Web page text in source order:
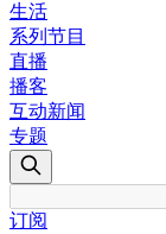
生活
系列节目
直播
播客
互动新闻
专题
订阅